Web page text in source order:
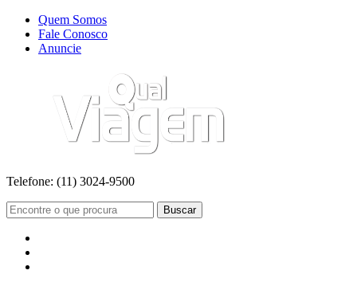
Quem Somos
Fale Conosco
Anuncie
Telefone: (11) 3024-9500
Buscar